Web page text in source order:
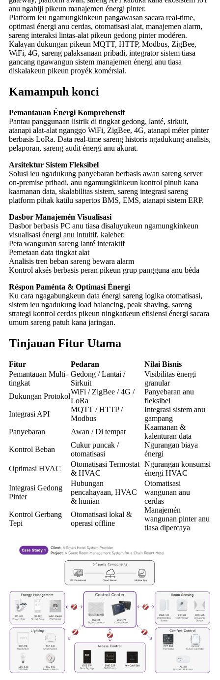
anu ngahiji pikeun manajemen énergi pinter.
Platform ieu ngamungkinkeun pangawasan sacara real-time,
optimasi énergi anu cerdas, otomatisasi alat, manajemen alarm,
sareng interaksi lintas-alat pikeun gedong pinter modéren.
Kalayan dukungan pikeun MQTT, HTTP, Modbus, ZigBee,
WiFi, 4G, sareng palaksanaan pribadi, integrator sistem tiasa
gancang ngawangun sistem manajemen énergi anu tiasa
diskalakeun pikeun proyék komérsial.
Kamampuh konci
Pemantauan Énergi Komprehensif
Pantau panggunaan listrik di tingkat gedong, lanté, sirkuit,
atanapi alat-alat nganggo WiFi, ZigBee, 4G, atanapi méter pinter
berbasis LoRa. Data real-time sareng historis ngadukung analisis,
pelaporan, sareng audit énergi anu akurat.
Arsitektur Sistem Fleksibel
Solusi ieu ngadukung panyebaran berbasis awan sareng server
on-premise pribadi, anu ngamungkinkeun kontrol pinuh kana
kaamanan data, skalabilitas sistem, sareng integrasi sareng
platform pihak katilu sapertos BMS, EMS, atanapi sistem ERP.
Dasbor Manajemén Visualisasi
Dasbor berbasis PC anu tiasa disaluyukeun ngamungkinkeun
visualisasi énergi anu intuitif, kalebet:
Peta wangunan sareng lanté interaktif
Pemetaan data tingkat alat
Analisis tren beban sareng bewara alarm
Kontrol aksés berbasis peran pikeun grup pangguna anu béda
Réspon Paménta & Optimasi Énergi
Ku cara ngagabungkeun data énergi sareng logika otomatisasi,
sistem ieu ngadukung load balancing, peak shaving, sareng
strategi kontrol cerdas pikeun ningkatkeun efisiensi énergi sacara
umum sareng patuh kana jaringan.
Tinjauan Fitur Utama
Fitur Pedaran
Nilai Bisnis
Pemantauan Multi-
tingkat
Gedong / Lantai /
Sirkuit
Visibilitas énergi
granular
Dukungan Protokol
WiFi / ZigBee / 4G /
LoRa
Panyebaran anu
fleksibel
Integrasi API
MQTT / HTTP /
Modbus
Integrasi sistem anu
gampang
Panyebaran
Awan / Di tempat
Kaamanan &
kalenturan data
Kontrol Beban
Cukur puncak /
otomatisasi
Ngurangan biaya
énergi
Optimasi HVAC
Otomatisasi Termostat
& HVAC
Ngurangan konsumsi
énergi HVAC
Integrasi Gedong
Pinter
Hubungan
pencahayaan, HVAC
& hunian
Otomatisasi
wangunan anu
cerdas
Kontrol Gerbang
Tepi
Otomatisasi lokal &
operasi offline
Manajemén
wangunan pinter anu
tiasa dipercaya